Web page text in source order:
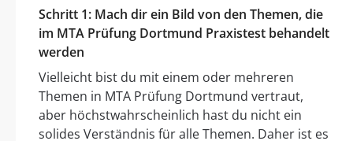
Schritt 1: Mach dir ein Bild von den Themen, die
im MTA Prüfung Dortmund Praxistest behandelt
werden
Vielleicht bist du mit einem oder mehreren
Themen in MTA Prüfung Dortmund vertraut,
aber höchstwahrscheinlich hast du nicht ein
solides Verständnis für alle Themen. Daher ist es